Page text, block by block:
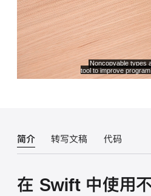
简介 转写文稿 代码
在 Swift 中使用